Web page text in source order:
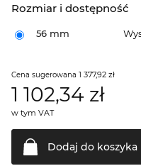
Rozmiar i dostępność
56 mm
Cena sugerowana 1 377,92 zł
1 102,34 zł
w tym VAT
Dodaj do koszyka